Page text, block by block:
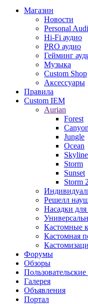
Магазин
Новости
Personal
Hi-Fi аудио
PRO аудио
Гейминг
Музыка
Custom Shop
Аксессуары
Правила
Custom IEM
Aurian
Forest
Canyon
Jungle
Ocean
Skyline
Storm
Sunset
Storm 2
Решелл
Насадки
Кастомные
Кастомная
Форумы
Обзоры
Галерея
Объявления
Портал